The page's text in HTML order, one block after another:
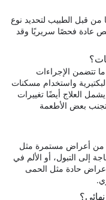
من قبل الطبيب لتحديد نوع
عادة فحصًا سريريًا وقد
ما تتضمن الإجراءات
واستخدام مسكنات
العلاج أيضًا تغييرات
بعض الأطعمة
من أعراض مستمرة مثل
إلى التبول، أو الألم في
حادة مثل الحمى